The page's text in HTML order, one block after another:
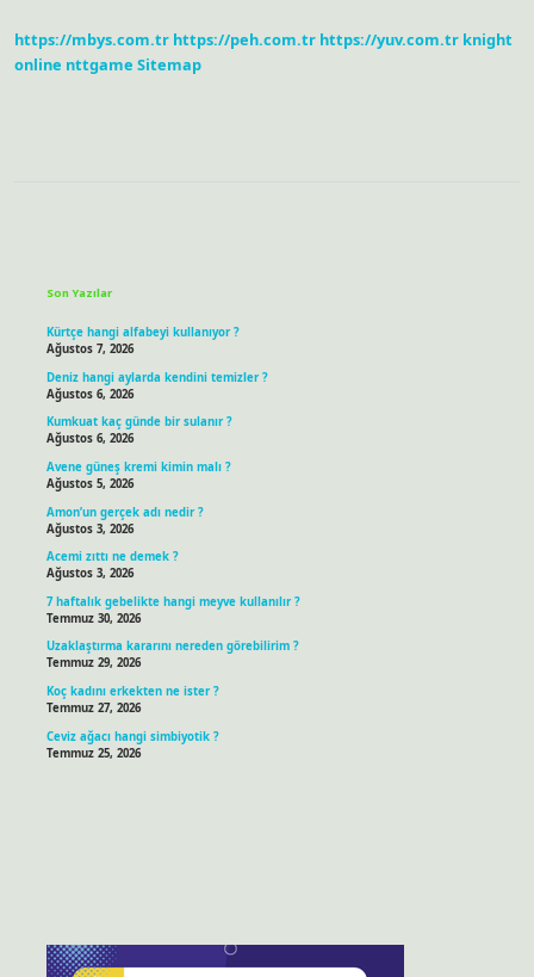
https://mbys.com.tr https://peh.com.tr https://yuv.com.tr knight
online nttgame Sitemap
Son Yazılar
Kürtçe hangi alfabeyi kullanıyor ?
Ağustos 7, 2026
Deniz hangi aylarda kendini temizler ?
Ağustos 6, 2026
Kumkuat kaç günde bir sulanır ?
Ağustos 6, 2026
Avene güneş kremi kimin malı ?
Ağustos 5, 2026
Amon’un gerçek adı nedir ?
Ağustos 3, 2026
Acemi zıttı ne demek ?
Ağustos 3, 2026
7 haftalık gebelikte hangi meyve kullanılır ?
Temmuz 30, 2026
Uzaklaştırma kararını nereden görebilirim ?
Temmuz 29, 2026
Koç kadını erkekten ne ister ?
Temmuz 27, 2026
Ceviz ağacı hangi simbiyotik ?
Temmuz 25, 2026